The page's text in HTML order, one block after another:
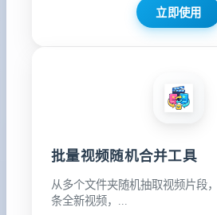
立即使用
批量视频随机合并工具
从多个文件夹随机抽取视频片段
条全新视频，...